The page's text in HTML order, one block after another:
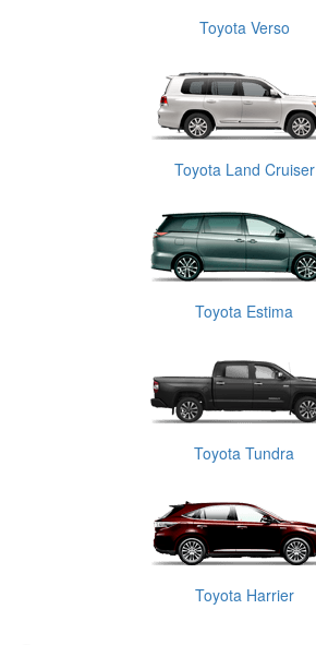
Toyota Verso
Toyota Land Cruiser
Toyota Estima
Toyota Tundra
Toyota Harrier